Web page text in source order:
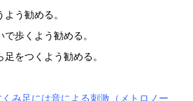
う勧める。
歩くよう勧める。
をつくよう勧める。
足には音による刺激（メトロノー